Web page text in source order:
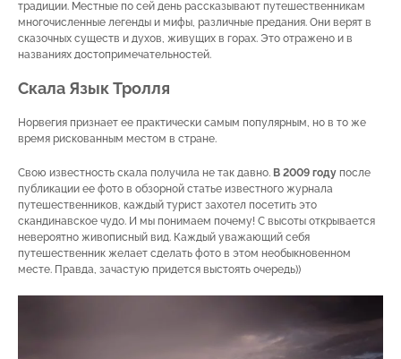
традиции. Местные по сей день рассказывают путешественникам
многочисленные легенды и мифы, различные предания. Они верят в
сказочных существ и духов, живущих в горах. Это отражено и в
названиях достопримечательностей.
Скала Язык Тролля
Норвегия признает ее практически самым популярным, но в то же
время рискованным местом в стране.
Свою известность скала получила не так давно. В 2009 году после
публикации ее фото в обзорной статье известного журнала
путешественников, каждый турист захотел посетить это
скандинавское чудо. И мы понимаем почему! С высоты открывается
невероятно живописный вид. Каждый уважающий себя
путешественник желает сделать фото в этом необыкновенном
месте. Правда, зачастую придется выстоять очередь))